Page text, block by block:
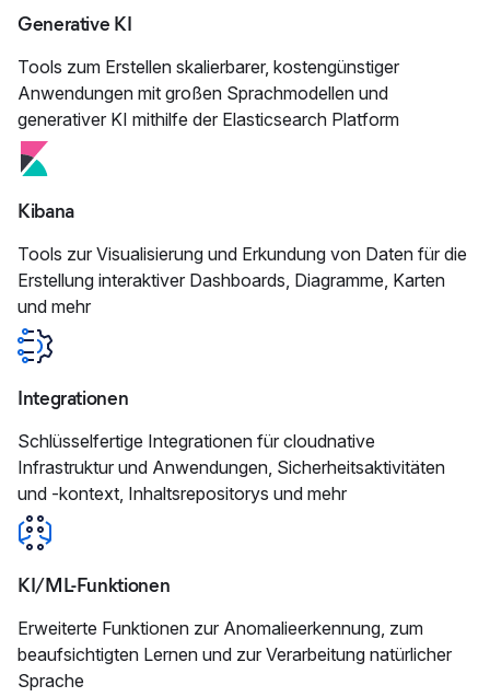
Generative KI
Tools zum Erstellen skalierbarer, kostengünstiger
Anwendungen mit großen Sprachmodellen und
generativer KI mithilfe der Elasticsearch Platform
Kibana
Tools zur Visualisierung und Erkundung von Daten für die
Erstellung interaktiver Dashboards, Diagramme, Karten
und mehr
Integrationen
Schlüsselfertige Integrationen für cloudnative
Infrastruktur und Anwendungen, Sicherheitsaktivitäten
und -kontext, Inhaltsrepositorys und mehr
KI/ML-Funktionen
Erweiterte Funktionen zur Anomalieerkennung, zum
beaufsichtigten Lernen und zur Verarbeitung natürlicher
Sprache